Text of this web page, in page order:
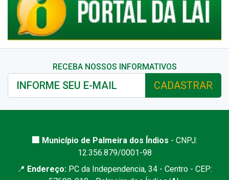
RECEBA NOSSOS INFORMATIVOS
CADASTRAR
🏢 Município de Palmeira dos Índios - CNPJ:
12.356.879/0001-98
📍 Endereço: PC da Independencia, 34 - Centro - CEP: